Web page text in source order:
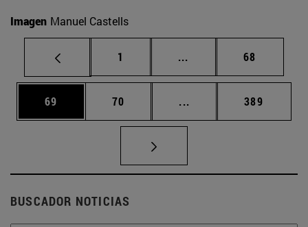
Imagen Manuel Castells
Página
1 ... Páginas intermedias
Página
68
Página
69 Página
70 ... Páginas intermedias
Página
389
BUSCADOR NOTICIAS